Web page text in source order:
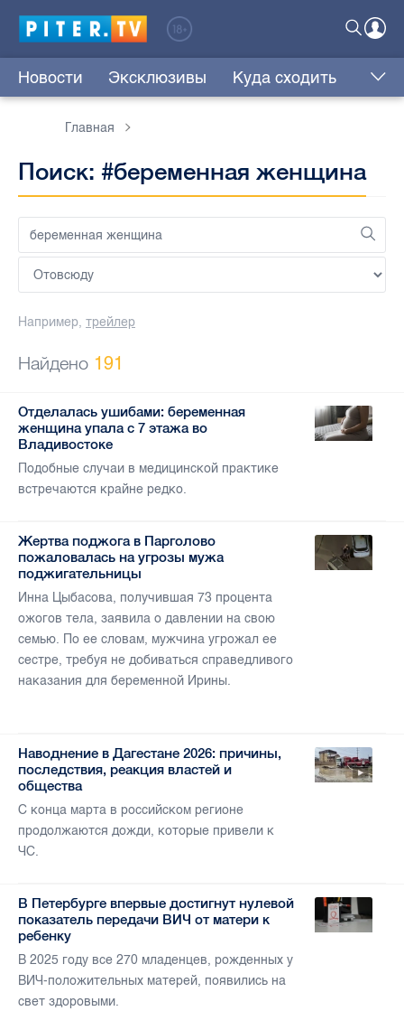
Новости Эксклюзивы Куда сходить
Главная
Поиск: #беременная женщина
Например, трейлер
Найдено 191
Отделалась ушибами: беременная
женщина упала с 7 этажа во
Владивостоке
Подобные случаи в медицинской практике
встречаются крайне редко.
Жертва поджога в Парголово
пожаловалась на угрозы мужа
поджигательницы
Инна Цыбасова, получившая 73 процента
ожогов тела, заявила о давлении на свою
семью. По ее словам, мужчина угрожал ее
сестре, требуя не добиваться справедливого
наказания для беременной Ирины.
Наводнение в Дагестане 2026: причины,
последствия, реакция властей и
общества
С конца марта в российском регионе
продолжаются дожди, которые привели к
ЧС.
В Петербурге впервые достигнут нулевой
показатель передачи ВИЧ от матери к
ребенку
В 2025 году все 270 младенцев, рожденных у
ВИЧ-положительных матерей, появились на
свет здоровыми.